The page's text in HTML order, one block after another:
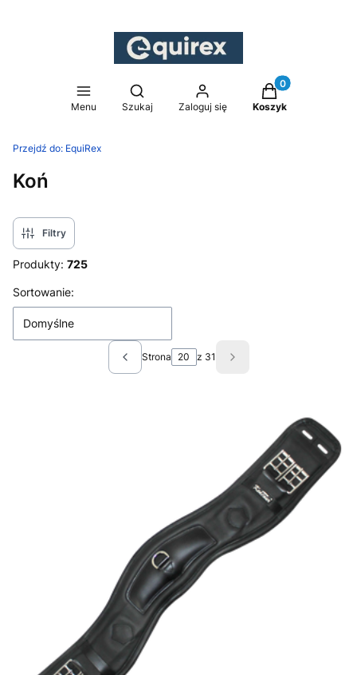
Menu
Otwórz wyszukiwarkę
Szukaj Zaloguj się
Produkty w
Koszyk
Przejdź do: EquiRex
Koń
Filtry
Produkty: 725
Lista produktów
Sortowanie:
Domyślne
Poprzednie produkty
Strona z 31 Następne produkty